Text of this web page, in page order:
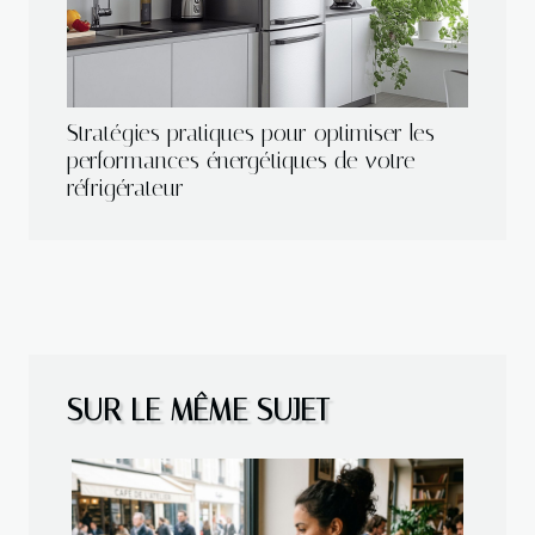
Stratégies pratiques pour optimiser les
performances énergétiques de votre
réfrigérateur
SUR LE MÊME SUJET